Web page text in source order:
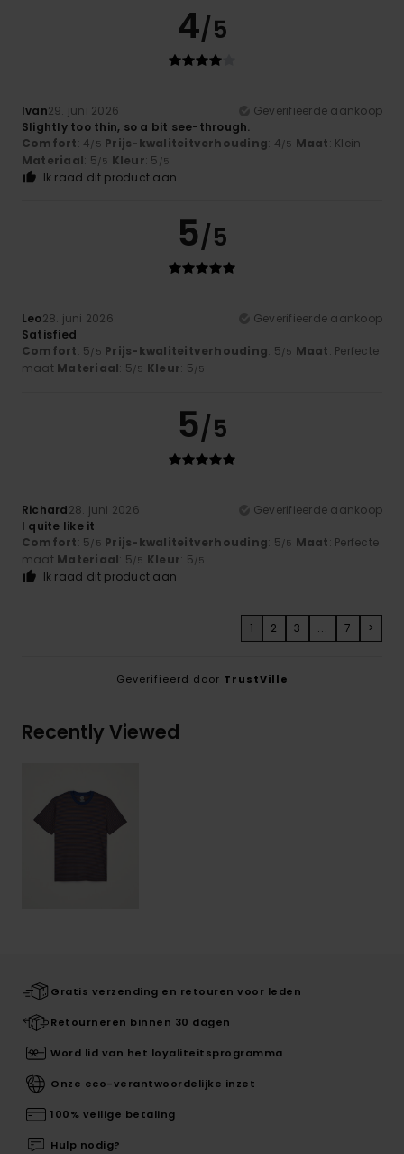
4/5
Ivan29. juni 2026
Geverifieerde aankoop
Slightly too thin, so a bit see-through.
Comfort: 4/5 Prijs-kwaliteitverhouding: 4/5 Maat: Klein
Materiaal: 5/5 Kleur: 5 /5
Ik raad dit product aan
5/5
Leo28. juni 2026
Geverifieerde aankoop
Satisfied
Comfort: 5/5 Prijs-kwaliteitverhouding: 5/5 Maat: Perfecte
maat Materiaal: 5/5 Kleur: 5/5
5/5
Richard28. juni 2026
Geverifieerde aankoop
I quite like it
Comfort: 5/5 Prijs-kwaliteitverhouding: 5/5 Maat: Perfecte
maat Materiaal: 5/5 Kleur: 5/5
Ik raad dit product aan
1 2 3 ... 7 >
Geverifieerd door TrustVille
Recently Viewed
Gratis verzending en retouren voor leden
Retourneren binnen 30 dagen
Word lid van het loyaliteitsprogramma
Onze eco-verantwoordelijke inzet
100% veilige betaling
Hulp nodig?